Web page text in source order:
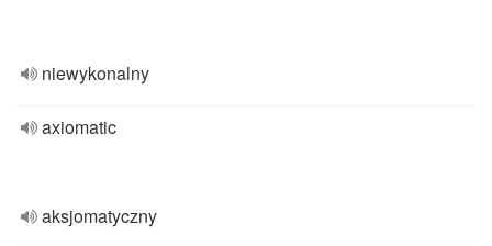
niewykonalny
axiomatic
aksjomatyczny